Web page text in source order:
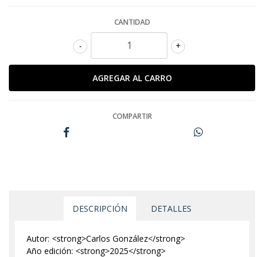
CANTIDAD
+
-
COMPARTIR
DESCRIPCIÓN DETALLES
Autor: <strong>Carlos González</strong>
Año edición: <strong>2025</strong>